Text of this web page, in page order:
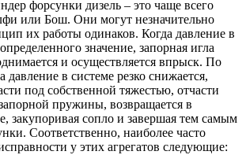
форсунки дизель – это чаще всего
или Бош. Они могут незначительно
их работы одинаков. Когда давление в
значение, запорная игла
и осуществляется впрыск. По
в системе резко снижается,
под собственной тяжестью, отчасти
пружины, возвращается в
закупоривая сопло и завершая тем самым
Соответственно, наиболее часто
у этих агрегатов следующие: